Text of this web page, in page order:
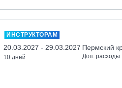
ИНСТРУКТОРАМ
20.03.2027 - 29.03.2027
10 дней
Пермский
Доп. расходы